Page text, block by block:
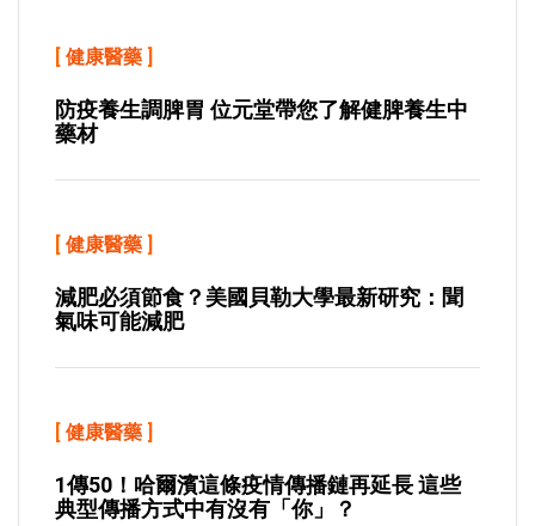
[ 健康醫藥 ]
防疫養生調脾胃 位元堂帶您了解健脾養生中
藥材
[ 健康醫藥 ]
減肥必須節食？美國貝勒大學最新研究：聞
氣味可能減肥
[ 健康醫藥 ]
1傳50！哈爾濱這條疫情傳播鏈再延長 這些
典型傳播方式中有沒有「你」？